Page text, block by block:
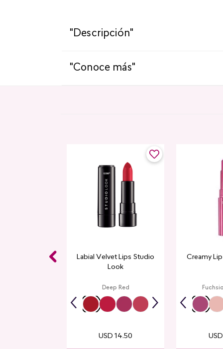
"Descripción"
"Conoce más"
Labial Velvet Lips Studio
Look
Deep Red
USD 14.50
Creamy
USD